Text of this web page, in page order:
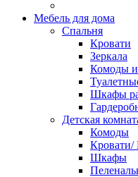
Мебель для дома
Спальня
Кровати
Зеркала
Комоды
Шкафы
Детская
Комоды
Кровати/
Шкафы